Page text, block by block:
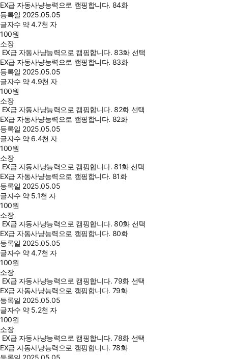
EX급 자동사냥능력으로 캠핑합니다. 84화
등록일 2025.05.05
글자수 약 4.7천 자
100원
소장
EX급 자동사냥능력으로 캠핑합니다. 83화 선택
EX급 자동사냥능력으로 캠핑합니다. 83화
등록일 2025.05.05
글자수 약 4.9천 자
100원
소장
EX급 자동사냥능력으로 캠핑합니다. 82화 선택
EX급 자동사냥능력으로 캠핑합니다. 82화
등록일 2025.05.05
글자수 약 6.4천 자
100원
소장
EX급 자동사냥능력으로 캠핑합니다. 81화 선택
EX급 자동사냥능력으로 캠핑합니다. 81화
등록일 2025.05.05
글자수 약 5.1천 자
100원
소장
EX급 자동사냥능력으로 캠핑합니다. 80화 선택
EX급 자동사냥능력으로 캠핑합니다. 80화
등록일 2025.05.05
글자수 약 4.7천 자
100원
소장
EX급 자동사냥능력으로 캠핑합니다. 79화 선택
EX급 자동사냥능력으로 캠핑합니다. 79화
등록일 2025.05.05
글자수 약 5.2천 자
100원
소장
EX급 자동사냥능력으로 캠핑합니다. 78화 선택
EX급 자동사냥능력으로 캠핑합니다. 78화
등록일 2025.05.05